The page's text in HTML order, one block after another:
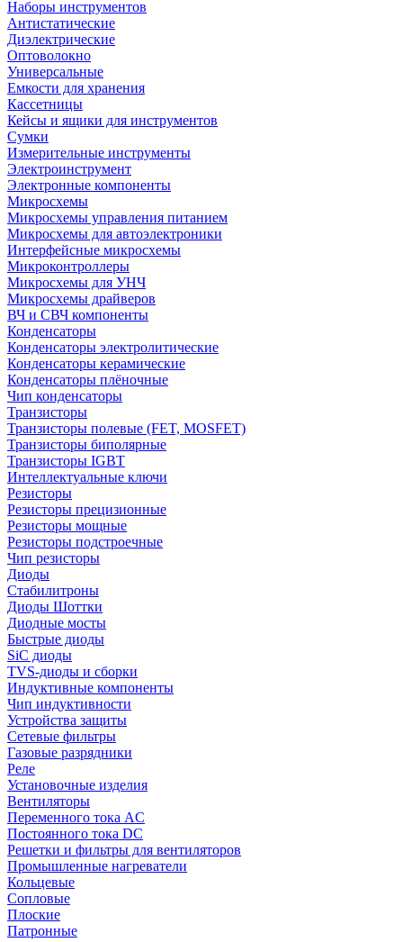
Наборы инструментов
Антистатические
Диэлектрические
Оптоволокно
Универсальные
Емкости для хранения
Кассетницы
Кейсы и ящики для инструментов
Сумки
Измерительные инструменты
Электроинструмент
Электронные компоненты
Микросхемы
Микросхемы управления питанием
Микросхемы для автоэлектроники
Интерфейсные микросхемы
Микроконтроллеры
Микросхемы для УНЧ
Микросхемы драйверов
ВЧ и СВЧ компоненты
Конденсаторы
Конденсаторы электролитические
Конденсаторы керамические
Конденсаторы плёночные
Чип конденсаторы
Транзисторы
Транзисторы полевые (FET, MOSFET)
Транзисторы биполярные
Транзисторы IGBT
Интеллектуальные ключи
Резисторы
Резисторы прецизионные
Резисторы мощные
Резисторы подстроечные
Чип резисторы
Диоды
Стабилитроны
Диоды Шоттки
Диодные мосты
Быстрые диоды
SiC диоды
TVS-диоды и сборки
Индуктивные компоненты
Чип индуктивности
Устройства защиты
Сетевые фильтры
Газовые разрядники
Реле
Установочные изделия
Вентиляторы
Переменного тока AC
Постоянного тока DC
Решетки и фильтры для вентиляторов
Промышленные нагреватели
Кольцевые
Сопловые
Плоские
Патронные